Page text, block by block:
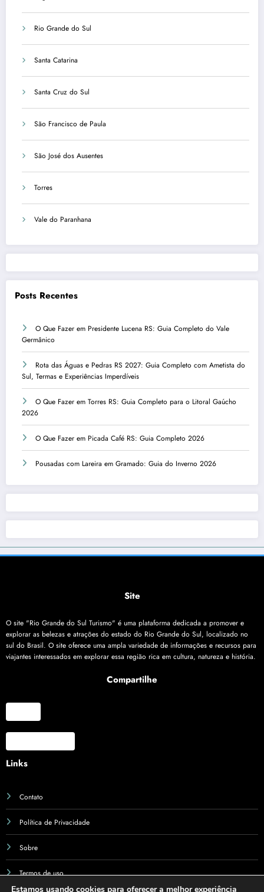
Rio Grande do Sul
Santa Catarina
Santa Cruz do Sul
São Francisco de Paula
São José dos Ausentes
Torres
Vale do Paranhana
Posts Recentes
O Que Fazer em Presidente Lucena RS: Guia Completo do Vale
Germânico
Rota das Águas e Pedras RS 2027: Guia Completo com Ametista do
Sul, Termas e Experiências Imperdíveis
O Que Fazer em Torres RS: Guia Completo para o Litoral Gaúcho
2026
O Que Fazer em Picada Café RS: Guia Completo 2026
Pousadas com Lareira em Gramado: Guia do Inverno 2026
Site
O site "Rio Grande do Sul Turismo" é uma plataforma dedicada a promover e
explorar as belezas e atrações do estado do Rio Grande do Sul, localizado no
sul do Brasil. O site oferece uma ampla variedade de informações e recursos para
viajantes interessados em explorar essa região rica em cultura, natureza e história.
Compartilhe
Links
Contato
Política de Privacidade
Sobre
Termos de uso
Estamos usando cookies para oferecer a melhor experiência